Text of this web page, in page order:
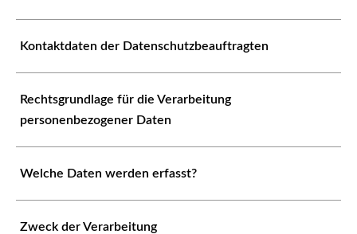
Kontaktdaten der Datenschutzbeauftragten
Rechtsgrundlage für die Verarbeitung
personenbezogener Daten
Welche Daten werden erfasst?
Zweck der Verarbeitung